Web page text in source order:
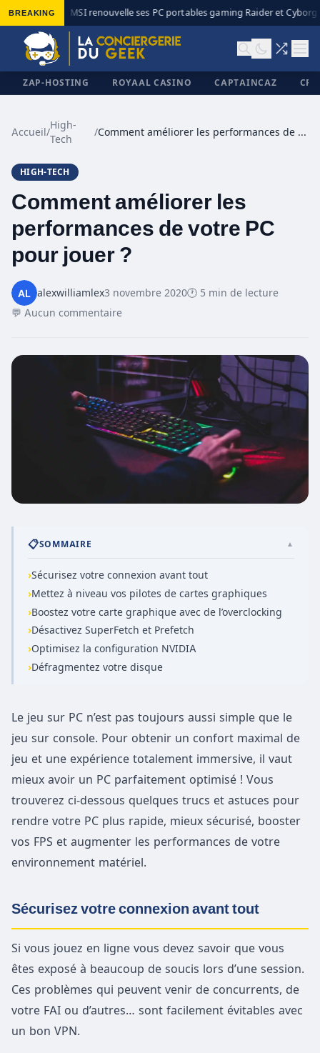
BREAKING MSI renouvelle ses PC portables gaming Raider et Cyborg
ZAP-HOSTING ROYAAL CASINO CAPTAINCAZ
Accueil/
High-
Tech
/ Comment améliorer les performances de votre PC pour jouer ?
HIGH-TECH
Comment améliorer les
performances de votre PC
pour jouer ?
alexwilliamlex3 novembre 2020🕐 5 min de lecture
💬 Aucun commentaire
📋SOMMAIRE ▲
›Sécurisez votre connexion avant tout
›Mettez à niveau vos pilotes de cartes graphiques
›Boostez votre carte graphique avec de l’overclocking
›Désactivez SuperFetch et Prefetch
›Optimisez la configuration NVIDIA
›Défragmentez votre disque
Le jeu sur PC n’est pas toujours aussi simple que le
jeu sur console. Pour obtenir un confort maximal de
jeu et une expérience totalement immersive, il vaut
mieux avoir un PC parfaitement optimisé ! Vous
trouverez ci-dessous quelques trucs et astuces pour
rendre votre PC plus rapide, mieux sécurisé, booster
vos FPS et augmenter les performances de votre
environnement matériel.
Sécurisez votre connexion avant tout
Si vous jouez en ligne vous devez savoir que vous
êtes exposé à beaucoup de soucis lors d’une session.
Ces problèmes qui peuvent venir de concurrents, de
votre FAI ou d’autres… sont facilement évitables avec
un bon VPN.